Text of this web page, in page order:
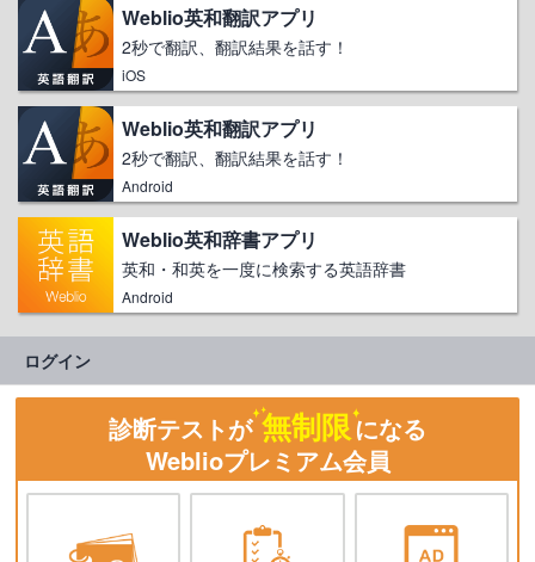
Weblio英和翻訳アプリ
2秒で翻訳、翻訳結果を話す！
iOS
Weblio英和翻訳アプリ
2秒で翻訳、翻訳結果を話す！
Android
Weblio英和辞書アプリ
英和・和英を一度に検索する英語辞書
Android
ログイン
診断テストが 無制限になる
Weblioプレミアム会員